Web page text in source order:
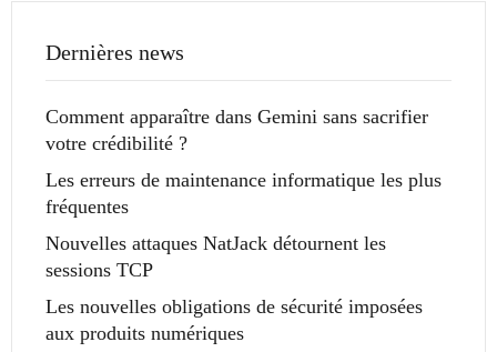
Dernières news
Comment apparaître dans Gemini sans sacrifier
votre crédibilité ?
Les erreurs de maintenance informatique les plus
fréquentes
Nouvelles attaques NatJack détournent les
sessions TCP
Les nouvelles obligations de sécurité imposées
aux produits numériques